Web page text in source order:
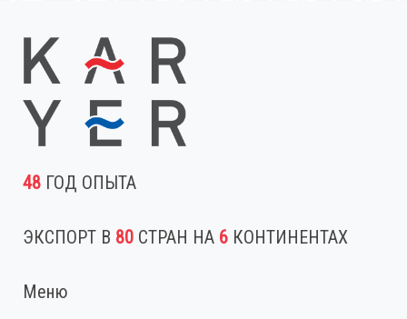
48 ГОД ОПЫТА
ЭКСПОРТ В 80 СТРАН НА 6 КОНТИНЕНТАХ
Меню